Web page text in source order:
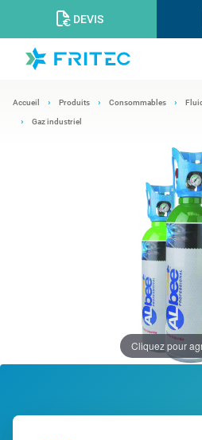
DEVIS
Accueil Produits Consommables
Gaz industriel
Cliquez pour